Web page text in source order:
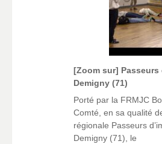
[Zoom sur] Passeurs
Demigny (71)
Porté par la FRMJC
Comté, en sa qualité
régionale Passeurs
Demigny (71), le